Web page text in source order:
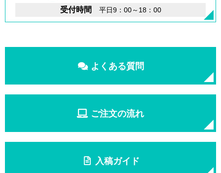
受付時間 平日9：00～18：00
よくある質問
ご注文の流れ
入稿ガイド